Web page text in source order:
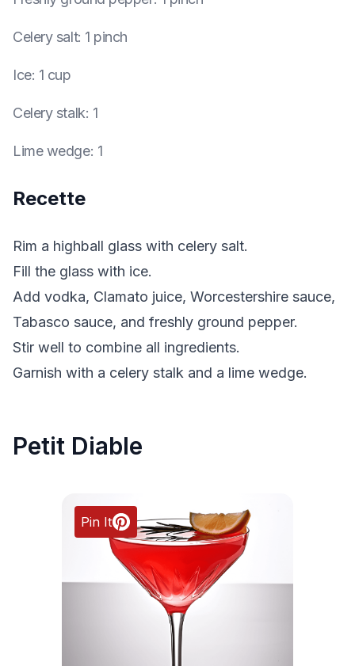
Celery salt: 1 pinch
Ice: 1 cup
Celery stalk: 1
Lime wedge: 1
Recette
Rim a highball glass with celery salt.
Fill the glass with ice.
Add vodka, Clamato juice, Worcestershire sauce,
Tabasco sauce, and freshly ground pepper.
Stir well to combine all ingredients.
Garnish with a celery stalk and a lime wedge.
Petit Diable
Pin It